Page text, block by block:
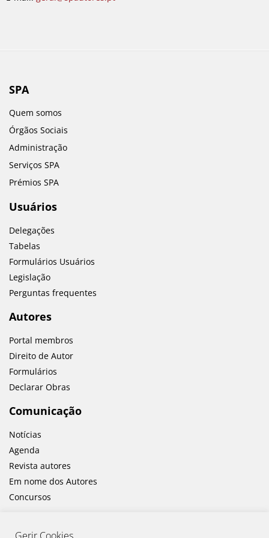
SPA
Quem somos
Órgãos Sociais
Administração
Serviços SPA
Prémios SPA
Usuários
Delegações
Tabelas
Formulários Usuários
Legislação
Perguntas frequentes
Autores
Portal membros
Direito de Autor
Formulários
Declarar Obras
Comunicação
Notícias
Agenda
Revista autores
Em nome dos Autores
Concursos